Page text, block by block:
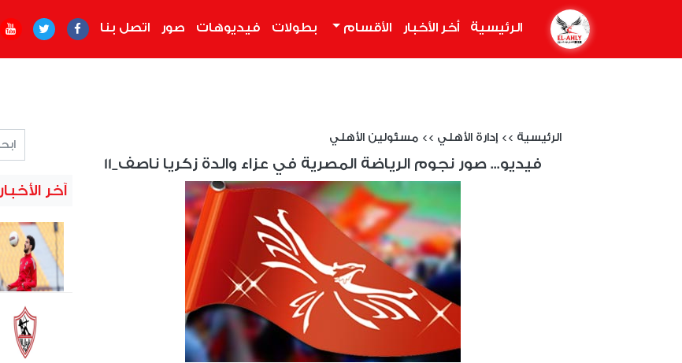
الرئيسية أخر الأخبار الأقسام بطولات فيديوهات صور اتصل بنا
الرئيسية >> إدارة الأهلي >> مسئولين الأهلي
فيديو... صور نجوم الرياضة المصرية في عزاء والدة زكريا ناصف_11
آخر الأخبار